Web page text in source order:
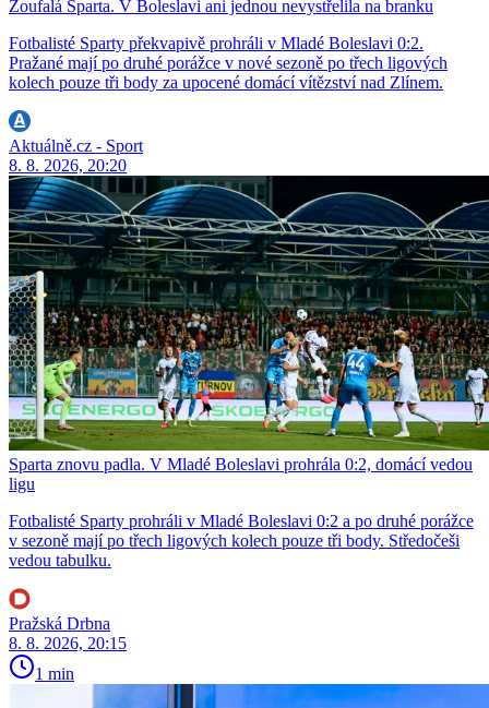
Zoufalá Sparta. V Boleslavi ani jednou nevystřelila na branku
Fotbalisté Sparty překvapivě prohráli v Mladé Boleslavi 0:2.
Pražané mají po druhé porážce v nové sezoně po třech ligových
kolech pouze tři body za upocené domácí vítězství nad Zlínem.
Aktuálně.cz - Sport
8. 8. 2026, 20:20
Sparta znovu padla. V Mladé Boleslavi prohrála 0:2, domácí vedou
ligu
Fotbalisté Sparty prohráli v Mladé Boleslavi 0:2 a po druhé porážce
v sezoně mají po třech ligových kolech pouze tři body. Středočeši
vedou tabulku.
Pražská Drbna
8. 8. 2026, 20:15
1 min